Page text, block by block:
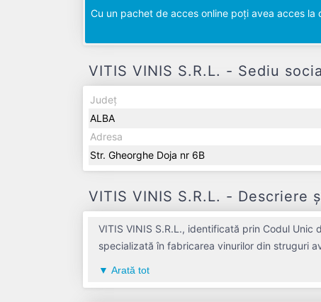
Cu un pachet de acces online poți avea acces
VITIS VINIS S.R.L. - Sediu
Județ
ALBA
Adresa
Str. Gheorghe Doja nr 6B
VITIS VINIS S.R.L. - Descriere
VITIS VINIS S.R.L., identificată prin Codul
specializată în fabricarea vinurilor din struguri
Arată tot